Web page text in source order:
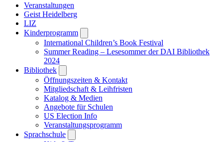
Veranstaltungen
Geist Heidelberg
LIZ
Kinderprogramm
submenu
International Children’s Book Festival
Summer Reading – Lesesommer der DAI Bibliothek
2024
Bibliothek
submenu
Öffnungszeiten & Kontakt
Mitgliedschaft & Leihfristen
Katalog & Medien
Angebote für Schulen
US Election Info
Veranstaltungsprogramm
Sprachschule